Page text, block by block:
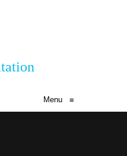
Menu ≡